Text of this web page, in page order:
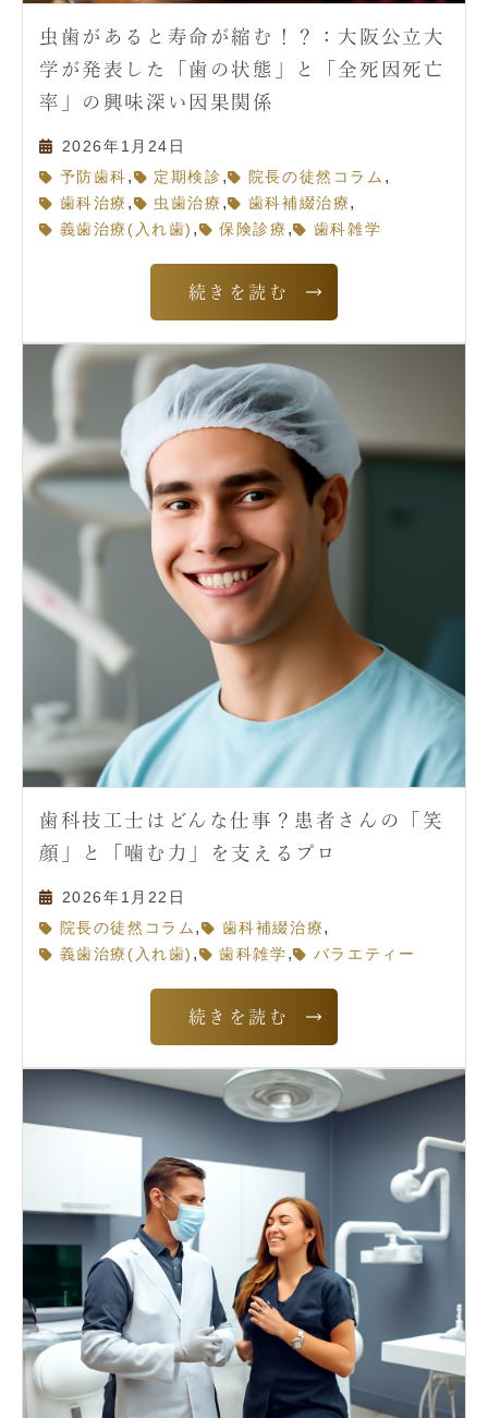
虫歯があると寿命が縮む！？：大阪公立大
学が発表した「歯の状態」と「全死因死亡
率」の興味深い因果関係
2026年1月24日
予防歯科 , 定期検診 , 院長の徒然コラム ,
歯科治療 , 虫歯治療 , 歯科補綴治療 ,
義歯治療(入れ歯) , 保険診療 , 歯科雑学
続きを読む
歯科技工士はどんな仕事？患者さんの「笑
顔」と「噛む力」を支えるプロ
2026年1月22日
院長の徒然コラム , 歯科補綴治療 ,
義歯治療(入れ歯) , 歯科雑学 , バラエティー
続きを読む